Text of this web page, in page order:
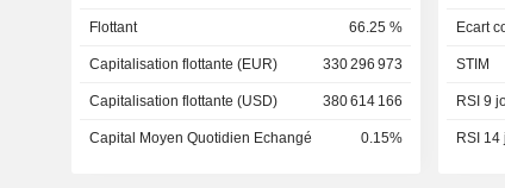
Flottant 66.25 %
Capitalisation flottante (EUR) 330 296 973
Capitalisation flottante (USD) 380 614 166
Capital Moyen Quotidien Echangé 0.15%
Ecart
STIM
RSI 9
RSI 14